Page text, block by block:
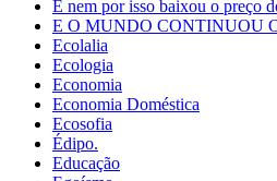
E nem por isso baixou o preço
E O MUNDO CONTINUOU
Ecolalia
Ecologia
Economia
Economia Doméstica
Ecosofia
Édipo.
Educação